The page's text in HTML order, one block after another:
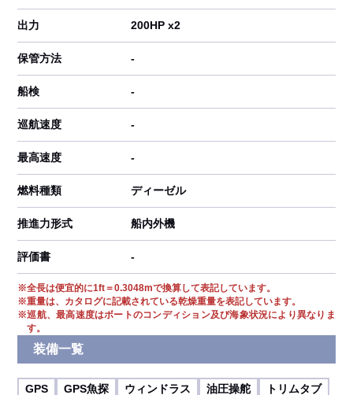
出力 200HP x2
保管方法 -
船検 -
巡航速度 -
最高速度 -
燃料種類 ディーゼル
推進力形式 船内外機
評価書 -
※全長は便宜的に1ft＝0.3048mで換算して表記しています。
※重量は、カタログに記載されている乾燥重量を表記しています。
※巡航、最高速度はボートのコンディション及び海象状況により異なりま
す。
装備一覧
GPS GPS魚探 ウィンドラス 油圧操舵
トリムタブ